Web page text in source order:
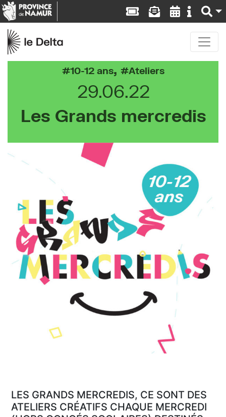
10-12 ans, Ateliers
29.06.22
Les Grands mercredis
LES GRANDS MERCREDIS, CE SONT DES
ATELIERS CRÉATIFS CHAQUE MERCREDI